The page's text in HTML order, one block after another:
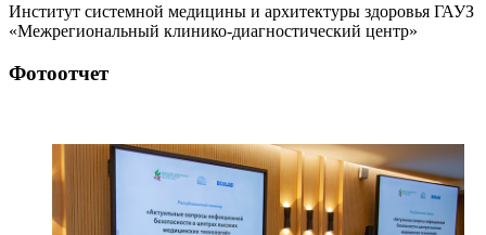
Институт системной медицины и архитектуры здоровья ГАУЗ
«Межрегиональный клинико-диагностический центр»
Фотоотчет